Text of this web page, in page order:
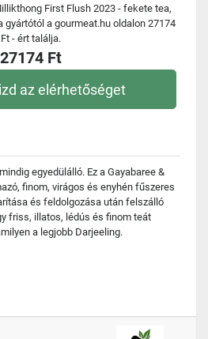
First Flush 2023 - fekete tea,
gyártótól a gourmeat.hu oldalon 27174
Ft - ért találja.
27174 Ft
az elérhetőséget
egyedülálló. Ez a Gayabaree &
finom, virágos és enyhén fűszeres
és feldolgozása után felszálló
friss, illatos, lédús és finom teát
a legjobb Darjeeling.